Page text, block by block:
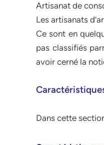
Artisanat de
Les artisanats
Ce sont en
pas classifiés
avoir cerné la
Dans cette